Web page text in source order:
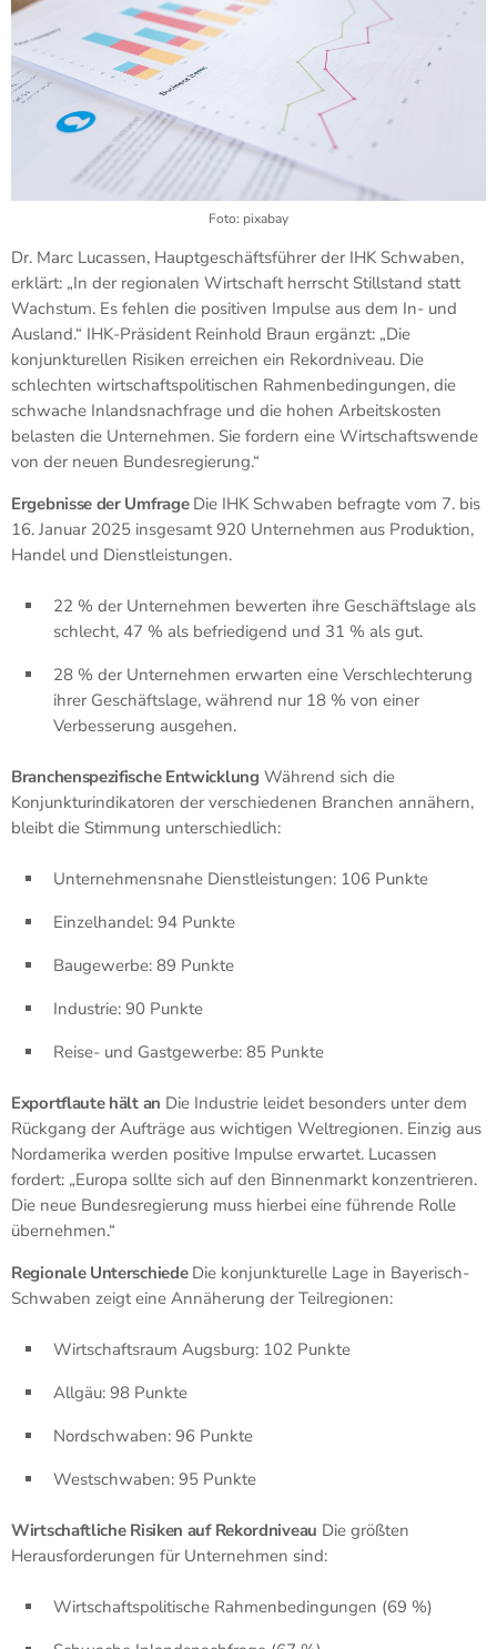
Foto: pixabay
Dr. Marc Lucassen, Hauptgeschäftsführer der IHK Schwaben,
erklärt: „In der regionalen Wirtschaft herrscht Stillstand statt
Wachstum. Es fehlen die positiven Impulse aus dem In- und
Ausland.“ IHK-Präsident Reinhold Braun ergänzt: „Die
konjunkturellen Risiken erreichen ein Rekordniveau. Die
schlechten wirtschaftspolitischen Rahmenbedingungen, die
schwache Inlandsnachfrage und die hohen Arbeitskosten
belasten die Unternehmen. Sie fordern eine Wirtschaftswende
von der neuen Bundesregierung.“
Ergebnisse der UmfrageDie IHK Schwaben befragte vom 7. bis
16. Januar 2025 insgesamt 920 Unternehmen aus Produktion,
Handel und Dienstleistungen.
22 % der Unternehmen bewerten ihre Geschäftslage als
schlecht, 47 % als befriedigend und 31 % als gut.
28 % der Unternehmen erwarten eine Verschlechterung
ihrer Geschäftslage, während nur 18 % von einer
Verbesserung ausgehen.
Branchenspezifische Entwicklung Während sich die
Konjunkturindikatoren der verschiedenen Branchen annähern,
bleibt die Stimmung unterschiedlich:
Unternehmensnahe Dienstleistungen: 106 Punkte
Einzelhandel: 94 Punkte
Baugewerbe: 89 Punkte
Industrie: 90 Punkte
Reise- und Gastgewerbe: 85 Punkte
Exportflaute hält an Die Industrie leidet besonders unter dem
Rückgang der Aufträge aus wichtigen Weltregionen. Einzig aus
Nordamerika werden positive Impulse erwartet. Lucassen
fordert: „Europa sollte sich auf den Binnenmarkt konzentrieren.
Die neue Bundesregierung muss hierbei eine führende Rolle
übernehmen.“
Regionale UnterschiedeDie konjunkturelle Lage in Bayerisch-
Schwaben zeigt eine Annäherung der Teilregionen:
Wirtschaftsraum Augsburg: 102 Punkte
Allgäu: 98 Punkte
Nordschwaben: 96 Punkte
Westschwaben: 95 Punkte
Wirtschaftliche Risiken auf Rekordniveau Die größten
Herausforderungen für Unternehmen sind:
Wirtschaftspolitische Rahmenbedingungen (69 %)